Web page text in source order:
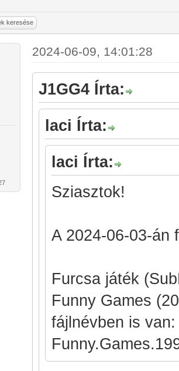
keresése
2024-06-09, 14:01:28
J1GG4 Írta:
laci Írta:
laci Írta:
Sziasztok!
A 2024-06-03-án
Furcsa játék
Funny Games
fájlnévben is